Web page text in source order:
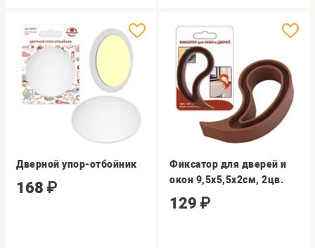
Дверной упор-отбойник
168 ₽
Фиксатор для дверей и
окон 9,5х5,5х2см, 2цв.
129 ₽